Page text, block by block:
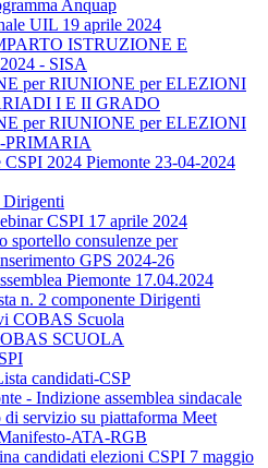
Anquap
UIL 19 aprile 2024
ISTRUZIONE E
- SISA
per RIUNIONE per ELEZIONI
I E II GRADO
per RIUNIONE per ELEZIONI
PRIMARIA
2024 Piemonte 23-04-2024
Dirigenti
CSPI 17 aprile 2024
sportello consulenze per
GPS 2024-26
Piemonte 17.04.2024
n. 2 componente Dirigenti
COBAS Scuola
SCUOLA
candidati-CSP
- Indizione assemblea sindacale
servizio su piattaforma Meet
ATA-RGB
candidati elezioni CSPI 7 maggio